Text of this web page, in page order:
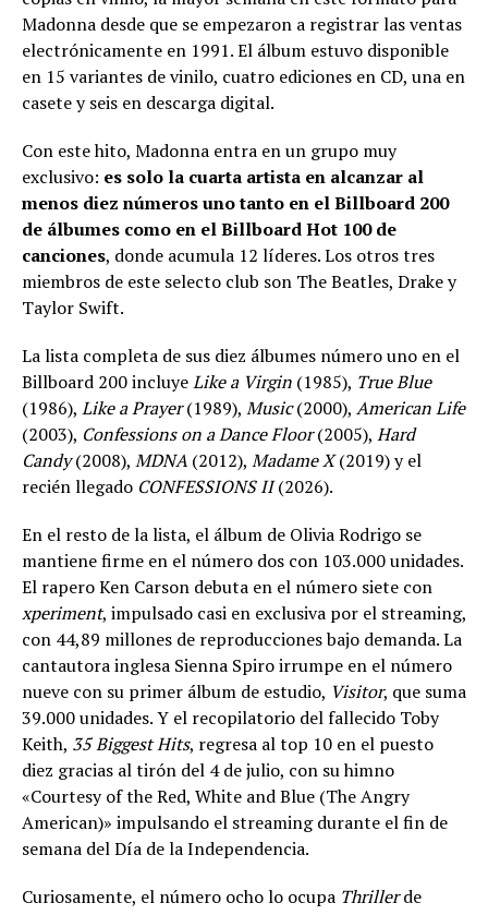
Madonna desde que se empezaron a registrar las ventas
electrónicamente en 1991. El álbum estuvo disponible
en 15 variantes de vinilo, cuatro ediciones en CD, una en
casete y seis en descarga digital.
Con este hito, Madonna entra en un grupo muy
exclusivo: es solo la cuarta artista en alcanzar al
menos diez números uno tanto en el Billboard 200
de álbumes como en el Billboard Hot 100 de
canciones, donde acumula 12 líderes. Los otros tres
miembros de este selecto club son The Beatles, Drake y
Taylor Swift.
La lista completa de sus diez álbumes número uno en el
Billboard 200 incluyeLike a Virgin (1985), True Blue
(1986), Like a Prayer(1989), Music(2000), American Life
(2003), Confessions on a Dance Floor(2005), Hard
Candy(2008), MDNA (2012), Madame X(2019) y el
recién llegado CONFESSIONS II(2026).
En el resto de la lista, el álbum de Olivia Rodrigo se
mantiene firme en el número dos con 103.000 unidades.
El rapero Ken Carson debuta en el número siete con
xperiment, impulsado casi en exclusiva por el streaming,
con 44,89 millones de reproducciones bajo demanda. La
cantautora inglesa Sienna Spiro irrumpe en el número
nueve con su primer álbum de estudio, Visitor, que suma
39.000 unidades. Y el recopilatorio del fallecido Toby
Keith, 35 Biggest Hits, regresa al top 10 en el puesto
diez gracias al tirón del 4 de julio, con su himno
«Courtesy of the Red, White and Blue (The Angry
American)» impulsando el streaming durante el fin de
semana del Día de la Independencia.
Curiosamente, el número ocho lo ocupa Thrillerde